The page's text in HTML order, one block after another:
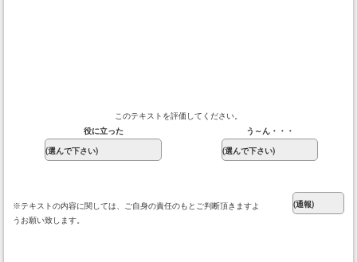
このテキストを評価してください。
役に立った
う～ん・・・
※テキストの内容に関しては、ご自身の責任のもとご判断頂きますよ
うお願い致します。